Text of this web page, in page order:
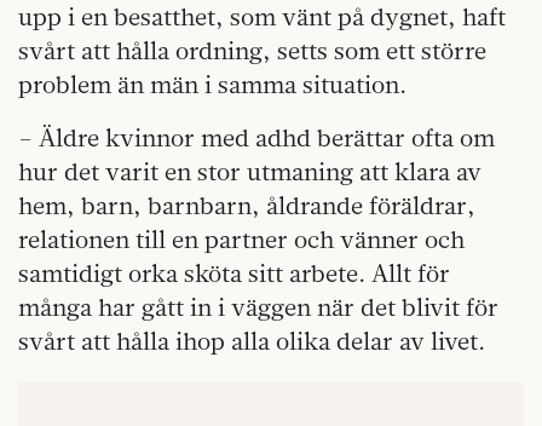
upp i en besatthet, som vänt på dygnet, haft
svårt att hålla ordning, setts som ett större
problem än män i samma situation.
– Äldre kvinnor med adhd berättar ofta om
hur det varit en stor utmaning att klara av
hem, barn, barnbarn, åldrande föräldrar,
relationen till en partner och vänner och
samtidigt orka sköta sitt arbete. Allt för
många har gått in i väggen när det blivit för
svårt att hålla ihop alla olika delar av livet.